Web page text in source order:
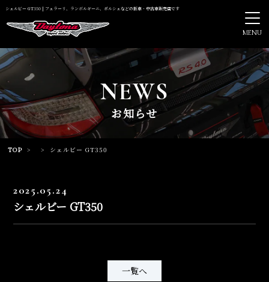
シェルビー GT350 | フェラーリ、ランボルギーニ、ポルシェなどの新車・中古車販売店です
MENU
NEWS
お知らせ
TOP > > シェルビー GT350
2025.05.24
シェルビー GT350
一覧へ